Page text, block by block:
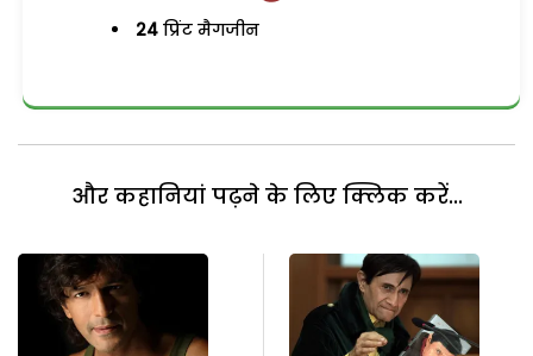
24 प्रिंट मैगजीन
और कहानियां पढ़ने के लिए क्लिक करें...